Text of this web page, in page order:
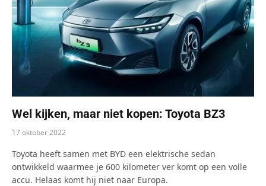
Wel kijken, maar niet kopen: Toyota BZ3
17 oktober 2022
Toyota heeft samen met BYD een elektrische sedan
ontwikkeld waarmee je 600 kilometer ver komt op een volle
accu. Helaas komt hij niet naar Europa.